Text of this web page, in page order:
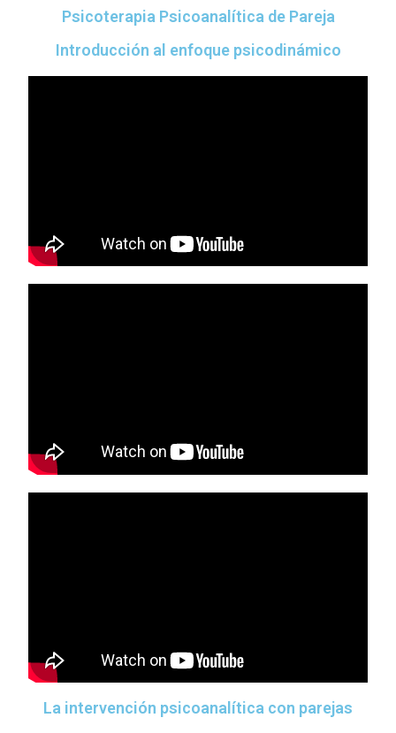
Psicoterapia Psicoanalítica de Pareja
Introducción al enfoque psicodinámico
La intervención psicoanalítica con parejas